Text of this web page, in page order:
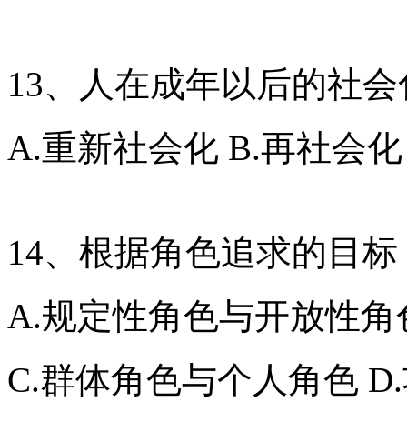
13、人在成年以后的社
A.重新社会化 B.再社会
14、根据角色追求的目
A.规定性角色与开放性
C.群体角色与个人角色